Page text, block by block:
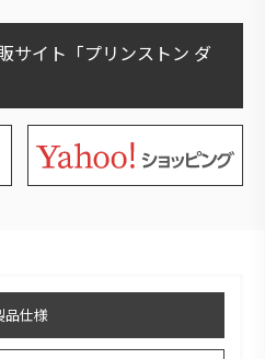
サイト「プリンストン ダ
品仕様